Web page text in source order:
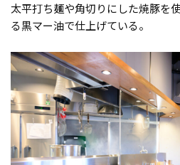
太平打ち麺や角切りにした焼豚を
る黒マー油で仕上げている。